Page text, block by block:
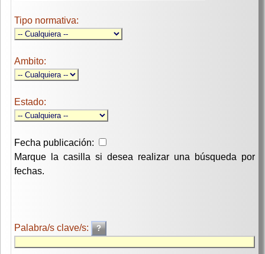
Tipo normativa:
Ambito:
Estado:
Fecha publicación:
Marque la casilla si desea realizar una búsqueda por
fechas.
Palabra/s clave/s: